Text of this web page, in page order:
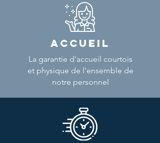
ACCUEIL
La garantie d'accueil courtois
et physique de l'ensemble de
notre personnel